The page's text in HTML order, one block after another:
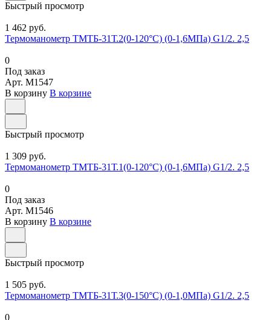
Быстрый просмотр
1 462 руб.
Термоманометр ТМТБ-31Т.2(0-120°С) (0-1,6МПа) G1/2. 2,5
0
Под заказ
Арт. M1547
В корзину В корзине
Быстрый просмотр
1 309 руб.
Термоманометр ТМТБ-31Т.1(0-120°С) (0-1,6МПа) G1/2. 2,5
0
Под заказ
Арт. M1546
В корзину В корзине
Быстрый просмотр
1 505 руб.
Термоманометр ТМТБ-31Т.3(0-150°С) (0-1,0МПа) G1/2. 2,5
0